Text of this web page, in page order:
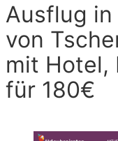
Ausflug in
von
mit Hotel,
für 180€